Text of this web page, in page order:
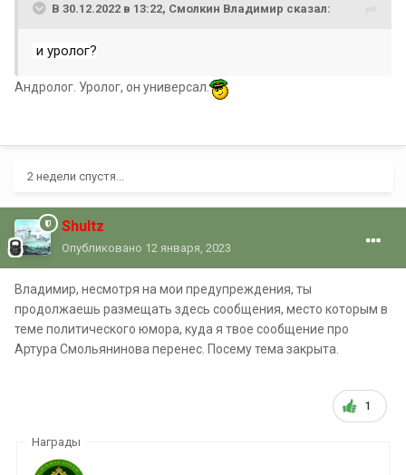
В 30.12.2022 в 13:22, Смолкин Владимир сказал:
и уролог?
Андролог. Уролог, он универсал.
2 недели спустя...
Shultz
Опубликовано 12 января, 2023
Владимир, несмотря на мои предупреждения, ты
продолжаешь размещать здесь сообщения, место которым в
теме политического юмора, куда я твое сообщение про
Артура Смольянинова перенес. Посему тема закрыта.
1
Награды